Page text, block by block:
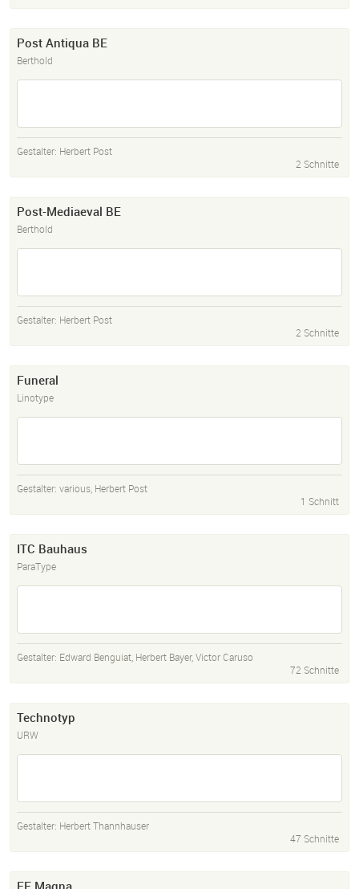
Post Antiqua BE
Berthold
Gestalter: Herbert Post
2 Schnitte
Post-Mediaeval BE
Berthold
Gestalter: Herbert Post
2 Schnitte
Funeral
Linotype
Gestalter: various, Herbert Post
1 Schnitt
ITC Bauhaus
ParaType
Gestalter: Edward Benguiat, Herbert Bayer,Victor Caruso
72 Schnitte
Technotyp
URW
Gestalter: Herbert Thannhauser
47 Schnitte